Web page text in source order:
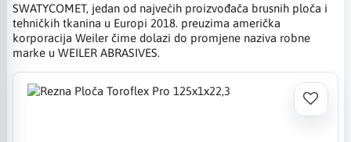
SWATYCOMET, jedan od najvećih proizvođača brusnih ploča i
tehničkih tkanina u Europi 2018. preuzima američka
korporacija Weiler čime dolazi do promjene naziva robne
marke u WEILER ABRASIVES.